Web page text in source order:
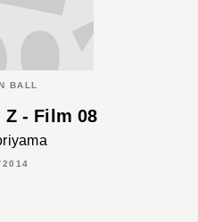
BALL
Z - Film 08